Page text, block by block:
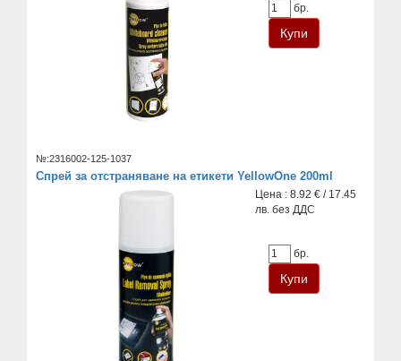
бр.
№:2316002-125-1037
Спрей за отстраняване на етикети YellowOne 200ml
Цена : 8.92 € / 17.45
лв. без ДДС
бр.